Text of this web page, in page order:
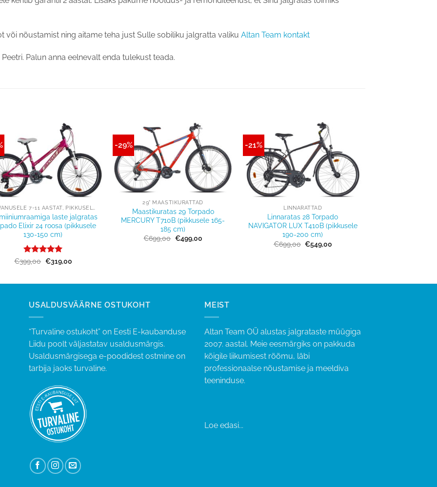
või nõustamist ning aitame teha just Sulle sobiliku jalgratta valiku Altan Team kontakt
Palun anna eelnevalt enda tulekust teada.
Lisa
võrdlusesse
24” VANUSELE 7-11 AASTAT, PIKKUSELE 130-150CM
laste jalgratas
Elixir 24 roosa (pikkusele
130-150 cm)
Hinnanguga
€399,00 Algne
hind
€319,00Praegune
-29%
Lisa
võrdlusesse
+
29" MAASTIKURATTAD
Maastikuratas 29 Torpado
MERCURY T710B (pikkusele 165-
185 cm)
€699,00 Algne
hind
€499,00Praegune
-21%
võrdlusesse
+
LINNARATTAD
Linnaratas 28 Torpado
NAVIGATOR LUX T410B (pikkusele
190-200 cm)
€699,00 Algne
hind
€549,00
USALDUSVÄÄRNE OSTUKOHT
“Turvaline ostukoht” on Eesti E-kaubanduse
Liidu poolt väljastatav usaldusmärgis.
Usaldusmärgisega e-poodidest ostmine on
tarbija jaoks turvaline.
MEIST
Altan Team OÜ alustas jalgrataste müügiga
2007. aastal. Meie eesmärgiks on pakkuda
kõigile liikumisest rõõmu, läbi
professionaalse nõustamise ja meeldiva
teeninduse.
Loe edasi...